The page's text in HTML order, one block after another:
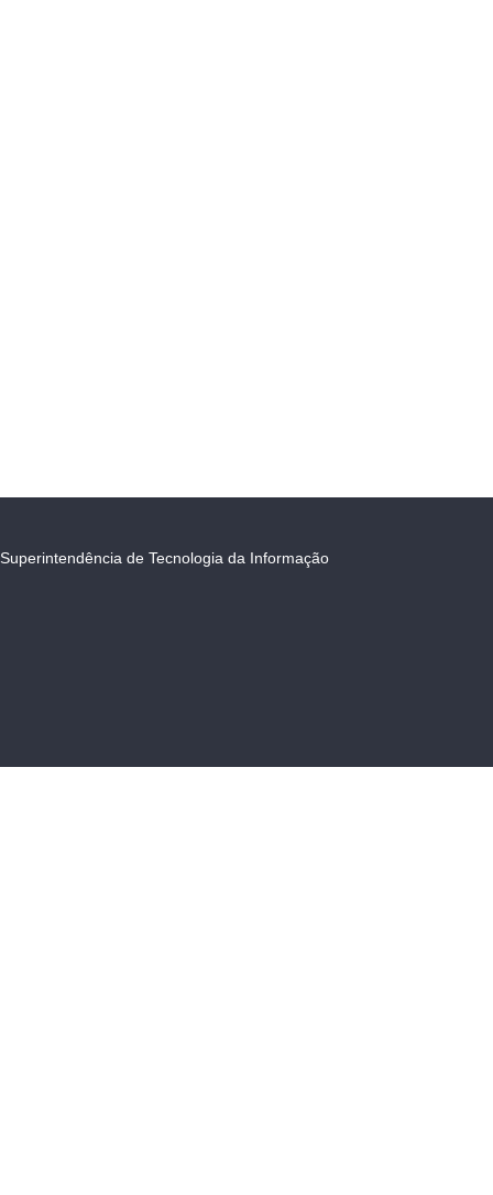
Superintendência de Tecnologia da Informação